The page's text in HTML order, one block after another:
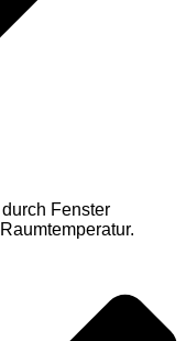
Fenster